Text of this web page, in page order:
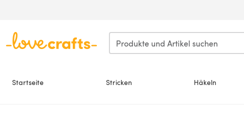
Startseite Stricken Häkeln